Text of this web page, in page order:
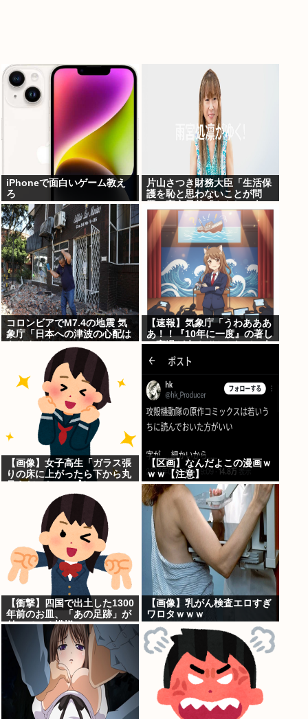
iPhoneで面白いゲーム教え
ろ
片山さつき財務大臣「生活保
護を恥と思わないことが問
せいで国が滅びる」
コロンビアでM7.4の地震 気
象庁「日本への津波の心配は
【速報】気象庁「うわあああ
あ！！『10年に一度』の著し
い高温が来るぞ！！ヤバい今
回はヤバい！！」
【画像】女子高生「ガラス張
りの床に上がったら下から丸
【区画】なんだよこの漫画ｗ
ｗｗ【注意】
【衝撃】四国で出土した1300
年前のお皿、「あの足跡」が
付いている模様www
【画像】乳がん検査エロすぎ
ワロタｗｗｗ